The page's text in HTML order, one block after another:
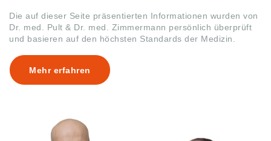
Die auf dieser Seite präsentierten Informationen wurden von
Dr. med. Pult & Dr. med. Zimmermann persönlich überprüft
und basieren auf den höchsten Standards der Medizin.
Mehr erfahren